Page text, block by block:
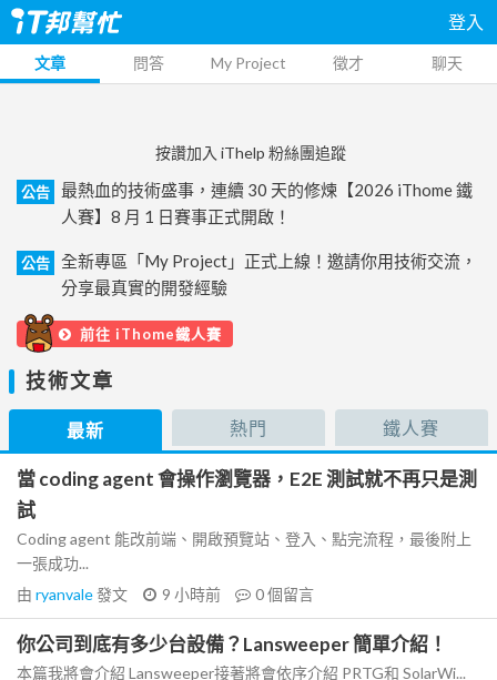
登入
文章 問答 My Project 徵才 聊天
按讚加入 iThelp 粉絲團追蹤
公告
最熱血的技術盛事，連續 30 天的修煉【2026 iThome 鐵
人賽】8 月 1 日賽事正式開啟！
公告
全新專區「My Project」正式上線！邀請你用技術交流，
分享最真實的開發經驗
前往 iThome鐵人賽
技術文章
最新 熱門 鐵人賽
當 coding agent 會操作瀏覽器，E2E 測試就不再只是測
試
Coding agent 能改前端、開啟預覽站、登入、點完流程，最後附上
一張成功...
由 ryanvale發文 9 小時前 0個留言
你公司到底有多少台設備？Lansweeper 簡單介紹！
本篇我將會介紹 Lansweeper接著將會依序介紹 PRTG和 SolarWi...